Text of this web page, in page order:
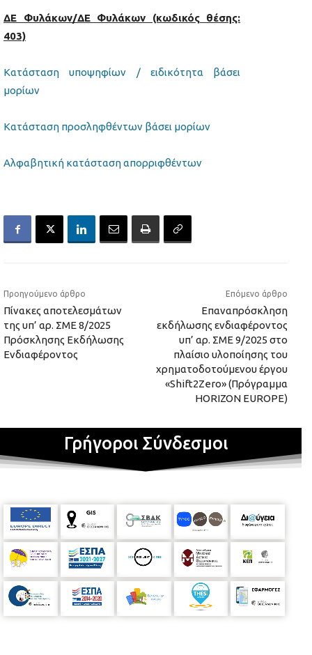
ΔΕ Φυλάκων/ΔΕ Φυλάκων (κωδικός θέσης:
403)
Κατάσταση υποψηφίων / ειδικότητα βάσει
μορίων
Κατάσταση προσληφθέντων βάσει μορίων
Αλφαβητική κατάσταση απορριφθέντων
Προηγούμενο άρθρο
Πίνακες αποτελεσμάτων
της υπ’ αρ. ΣΜΕ 8/2025
Πρόσκλησης Εκδήλωσης
Ενδιαφέροντος
Επόμενο άρθρο
Επαναπρόσκληση
εκδήλωσης ενδιαφέροντος
υπ’ αρ. ΣΜΕ 9/2025 στο
πλαίσιο υλοποίησης του
χρηματοδοτούμενου έργου
«Shift2Zero» (Πρόγραμμα
HORIZON EUROPE)
Γρήγοροι Σύνδεσμοι